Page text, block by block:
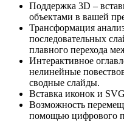
Поддержка 3D –
объектами в вашей
Трансформация
последовательных
плавного перехода
Интерактивное
нелинейные
сводные слайды.
Вставка иконок и
Возможность
помощью цифрового